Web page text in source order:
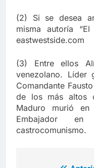
(2) Si se desea
misma autoría
eastwestside.com
(3) Entre ellos
venezolano. Líder
Comandante
de los más altos
Maduro murió
Embajador
castrocomunismo.